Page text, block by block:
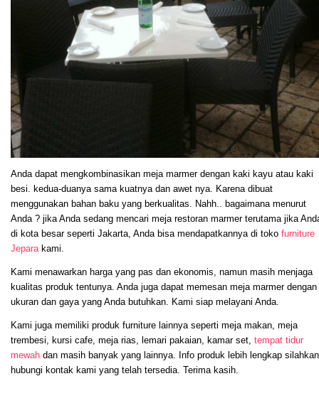
Anda dapat mengkombinasikan meja marmer dengan kaki kayu atau kaki
besi. kedua-duanya sama kuatnya dan awet nya. Karena dibuat
menggunakan bahan baku yang berkualitas. Nahh.. bagaimana menurut
Anda ? jika Anda sedang mencari meja restoran marmer terutama jika
di kota besar seperti Jakarta, Anda bisa mendapatkannya di toko furniture
Jepara kami.
Kami menawarkan harga yang pas dan ekonomis, namun masih menjaga
kualitas produk tentunya. Anda juga dapat memesan meja marmer dengan
ukuran dan gaya yang Anda butuhkan. Kami siap melayani Anda.
Kami juga memiliki produk furniture lainnya seperti meja makan, meja
trembesi, kursi cafe, meja rias, lemari pakaian, kamar set, tempat tidur
mewah dan masih banyak yang lainnya. Info produk lebih lengkap silahkan
hubungi kontak kami yang telah tersedia. Terima kasih.